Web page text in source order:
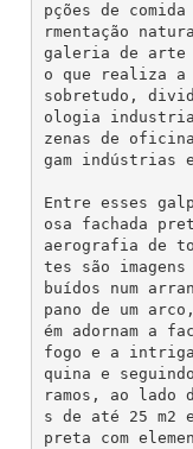
pções de
rmentação
galeria de arte
o que realiza a
sobretudo,
ologia
zenas de
gam indústrias
Entre esses
osa fachada
aerografia de
tes são
buídos num
pano de um
ém adornam a
fogo e a
quina e
ramos, ao lado
s de até 25 m2
preta com